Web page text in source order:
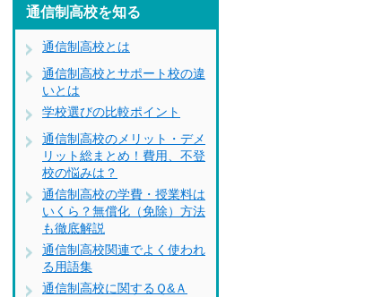
通信制高校を知る
通信制高校とは
通信制高校とサポート校の違
いとは
学校選びの比較ポイント
通信制高校のメリット・デメ
リット総まとめ！費用、不登
校の悩みは？
通信制高校の学費・授業料は
いくら？無償化（免除）方法
も徹底解説
通信制高校関連でよく使われ
る用語集
通信制高校に関するＱ&Ａ